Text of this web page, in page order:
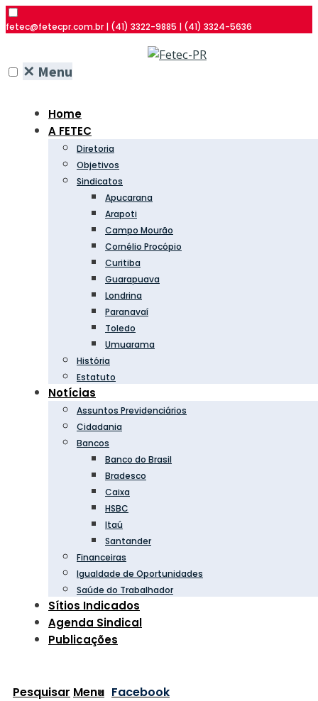
fetec@fetecpr.com.br | (41) 3322-9885 | (41) 3324-5636
✕ Menu
Home
A FETEC
Diretoria
Objetivos
Sindicatos
Apucarana
Arapoti
Campo Mourão
Cornélio Procópio
Curitiba
Guarapuava
Londrina
Paranavaí
Toledo
Umuarama
História
Estatuto
Notícias
Assuntos Previdenciários
Cidadania
Bancos
Banco do Brasil
Bradesco
Caixa
HSBC
Itaú
Santander
Financeiras
Igualdade de Oportunidades
Saúde do Trabalhador
Sítios Indicados
Agenda Sindical
Publicações
Pesquisar Menu Facebook